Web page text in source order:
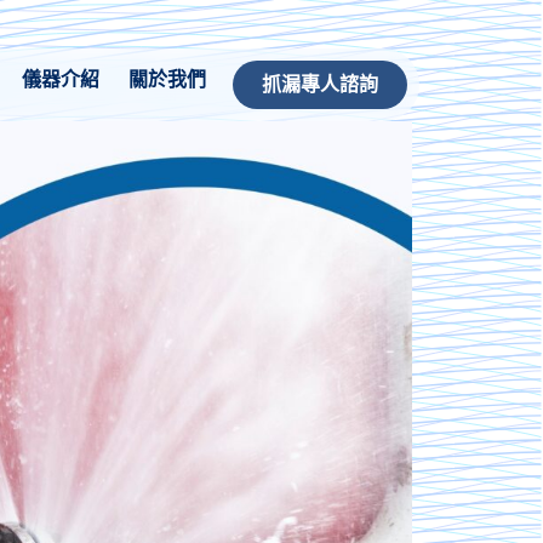
儀器介紹 關於我們 抓漏專人諮詢